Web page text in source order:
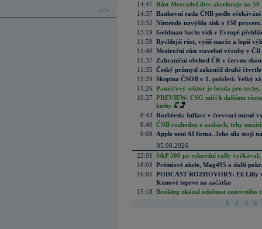
více...
14:47 Růst MercadoLibre akceleruje na
14:37 Bankovní rada ČNB podle
13:32 Nintendo navýšilo zisk o 150
13:19 Goldman Sachs vidí v Evropě
11:59 Rychlejší růst, vyšší marže a lepší
11:40 Meziroční růst stavební výroby v
11:37
Zahraniční obchod ČR v červnu
11:35 Český průmysl zakončil druhé
11:29 Skupina ČSOB v 1. pololetí: Velký
11:26 Paměťový sektor je brzda pro techy,
10:27 PREVIEW: CSG míří k dalšímu
knihy
8:43 Rozbřesk: Inflace v červenci mírně
8:40 ČNB rozhodne o sazbách, trhy
6:08
Apple není AI firma. Jeho síla stojí
05.08.2026
22:01
S&P 500 po rekordní rally vyčkával,
18:03 Prémiové akcie, Mag495 a další
16:05 PODCAST ROZHOVORY: Eli Lilly
Kunové teprve na začátku
15:18 Booking ukázal odolnost cestovního
1 2 3 4